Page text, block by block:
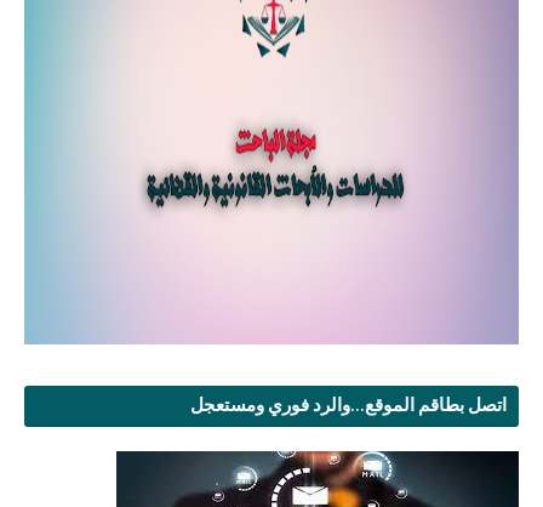
اتصل بطاقم الموقع...والرد فوري ومستعجل